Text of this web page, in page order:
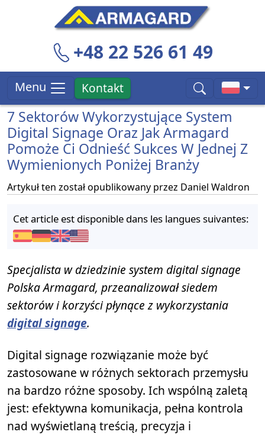
+48 22 526 61 49
Menu Kontakt
7 Sektorów Wykorzystujące System
Digital Signage Oraz Jak Armagard
Pomoże Ci Odnieść Sukces W Jednej Z
Wymienionych Poniżej Branży
Artykuł ten został opublikowany przez Daniel Waldron
Cet article est disponible dans les langues suivantes:
Specjalista w dziedzinie system digital signage
Polska Armagard, przeanalizował siedem
sektorów i korzyści płynące z wykorzystania
digital signage.
Digital signage rozwiązanie może być
zastosowane w różnych sektorach przemysłu
na bardzo różne sposoby. Ich wspólną zaletą
jest: efektywna komunikacja, pełna kontrola
nad wyświetlaną treścią, precyzja i